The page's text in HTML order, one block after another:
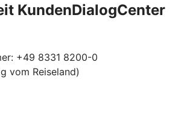
KundenDialogCenter
+49 8331 8200-0
vom Reiseland)